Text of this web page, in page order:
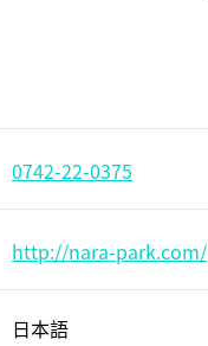
0742-22-0375
http://nara-park.com/
日本語